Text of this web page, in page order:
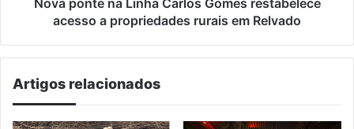
Nova ponte na Linha Carlos Gomes restabelece
acesso a propriedades rurais em Relvado
Artigos relacionados